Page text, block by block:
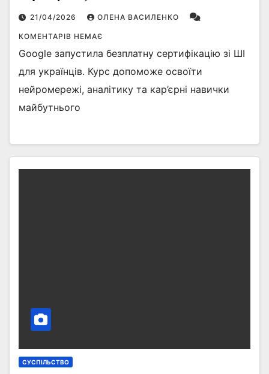
21/04/2026 ОЛЕНА ВАСИЛЕНКО
КОМЕНТАРІВ НЕМАЄ
Google запустила безплатну сертифікацію зі ШІ
для українців. Курс допоможе освоїти
нейромережі, аналітику та кар’єрні навички
майбутнього
СУСПІЛЬСТВО